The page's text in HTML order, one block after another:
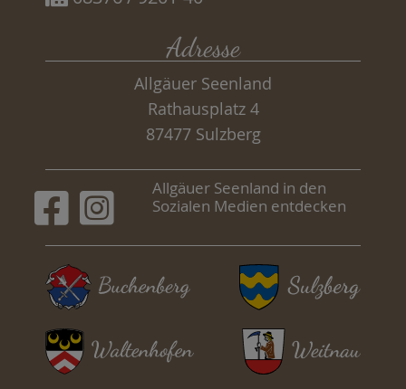
Adresse
Allgäuer Seenland
Rathausplatz 4
87477 Sulzberg
Allgäuer Seenland in den
Sozialen Medien entdecken